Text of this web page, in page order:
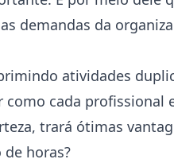
demandas da
atividades
cada profissional
trará ótimas
horas?